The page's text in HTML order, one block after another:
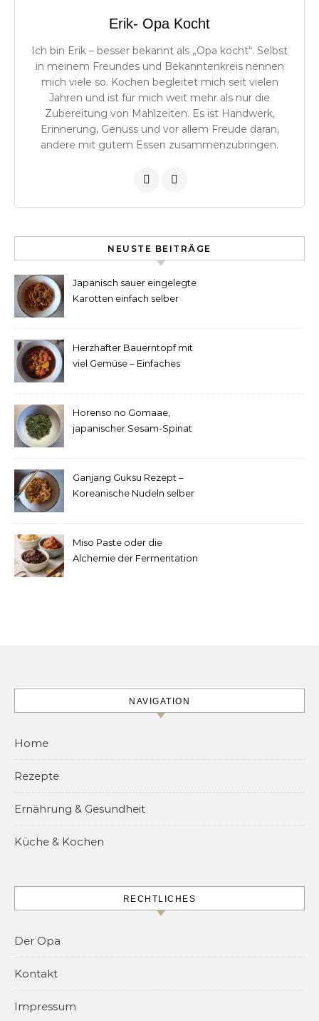
Erik- Opa Kocht
Ich bin Erik – besser bekannt als „Opa kocht“. Selbst
in meinem Freundes und Bekanntenkreis nennen
mich viele so. Kochen begleitet mich seit vielen
Jahren und ist für mich weit mehr als nur die
Zubereitung von Mahlzeiten. Es ist Handwerk,
Erinnerung, Genuss und vor allem Freude daran,
andere mit gutem Essen zusammenzubringen.
NEUSTE BEITRÄGE
Japanisch sauer eingelegte
Karotten einfach selber
Herzhafter Bauerntopf mit
viel Gemüse – Einfaches
Horenso no Gomaae,
japanischer Sesam-Spinat
Ganjang Guksu Rezept –
Koreanische Nudeln selber
Miso Paste oder die
Alchemie der Fermentation
NAVIGATION
Home
Rezepte
Ernährung & Gesundheit
Küche & Kochen
RECHTLICHES
Der Opa
Kontakt
Impressum